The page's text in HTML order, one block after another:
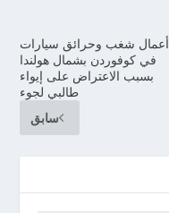
أعمال شغب وحرائق سيارات
في كوفوردن بشمال هولندا
بسبب الاعتراض على إيواء
طالبي لجوء
سابق